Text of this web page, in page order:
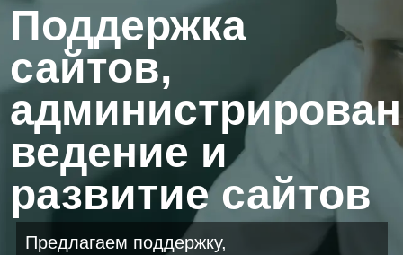
Поддержка
сайтов,
ведение и
развитие сайтов
Предлагаем поддержку,